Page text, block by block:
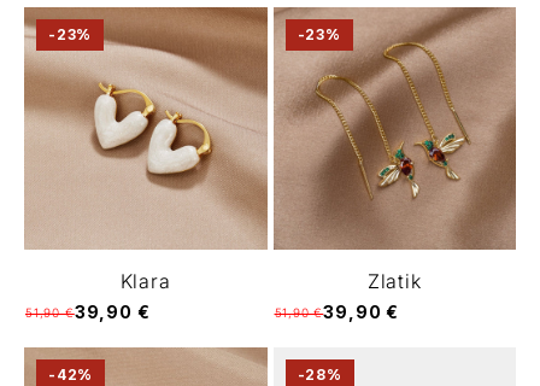
-23%
Klara
51,90 €39,90 €
-23%
Zlatik
51,90 €39,90 €
-42% -28%